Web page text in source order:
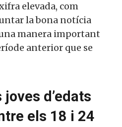
elevada, com
la bona notícia
manera important
anterior que se
d’edats
els 18 i 24